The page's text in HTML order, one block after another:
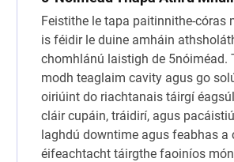
Feistithe le tapa paitinnithe-córas
is féidir le duine amháin
chomhlánú laistigh de 5nóiméad.
modh teaglaim cavity agus go
oiriúint do riachtanais táirgí
cláir cupáin, tráidirí, agus
laghdú downtime agus feabhas a
éifeachtacht táirgthe faoiníos